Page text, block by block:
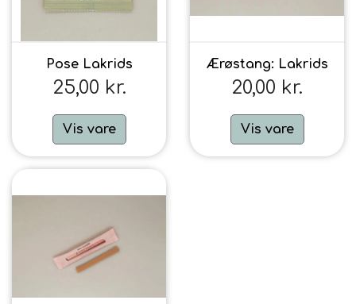
Pose Lakrids
25,00 kr.
Vis vare
Ærøstang: Lakrids
20,00 kr.
Vis vare